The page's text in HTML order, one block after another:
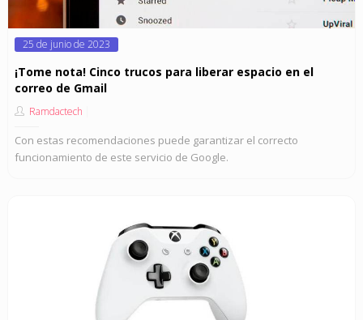
Posted
25 de junio de 2023
¡Tome nota! Cinco trucos para liberar espacio en el
correo de Gmail
Ramdactech
Con estas recomendaciones puede garantizar el correcto
funcionamiento de este servicio de Google.